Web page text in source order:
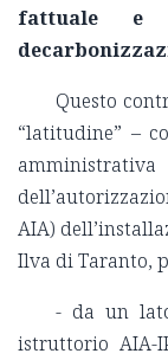
fattuale e
Questo
“latitudine” –
amministrativa
AIA)
Ilva di Taranto,
- da un
istruttorio AIA-